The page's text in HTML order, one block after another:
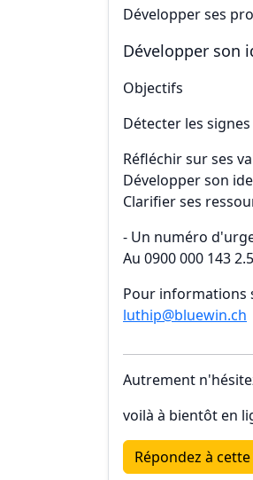
Développer ses
Développer son
Objectifs
Détecter les
Réfléchir sur ses
Développer son
Clarifier ses
- Un numéro
Au 0900 000 143
Pour informations
luthip@bluewin.ch
Autrement
voilà à bientôt en
Répondez à